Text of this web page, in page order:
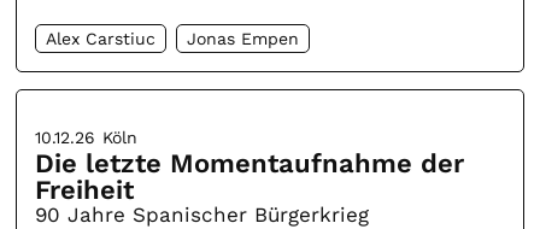
Alex Carstiuc Jonas Empen
10.12.26 Köln
Die letzte Momentaufnahme der
Freiheit
90 Jahre Spanischer Bürgerkrieg